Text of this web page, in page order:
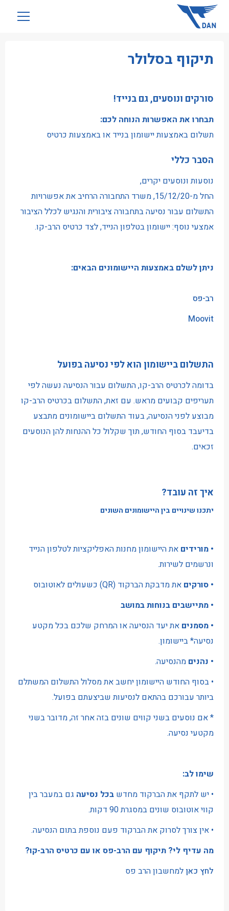
שִׂים
מֻפְעֶלֶת
בִּקְלִיק
הַמְּסַיַּעַת
לִנְגִישׁוּת
תיקוף בסלולר
סורקים ונוסעים, גם בנייד!
תבחרו את האפשרות הנוחה לכם:
תשלום באמצעות יישומון בנייד או באמצעות כרטיס
הסבר כללי
נוסעות ונוסעים יקרים,
החל מ-15/12/20, משרד התחבורה הרחיב את אפשרויות
התשלום עבור נסיעה בתחבורה ציבורית והנגיש לכלל הציבור
אמצעי נוסף: יישומון בטלפון הנייד, לצד כרטיס הרב-קו.
ניתן לשלם באמצעות היישומונים הבאים:
רב-פס
Moovit
התשלום ביישומון הוא לפי נסיעה בפועל
בדומה לכרטיס הרב-קו, התשלום עבור הנסיעה נעשה לפי
תעריפים קבועים מראש. עם זאת, התשלום בכרטיס הרב-קו
מבוצע לפני הנסיעה, בעוד התשלום ביישומונים מתבצע
בדיעבד בסוף החודש, תוך שקלול כל ההנחות להן הנוסעים
זכאים.
איך זה עובד?
יתכנו שינויים בין היישומונים השונים
• מורידים את היישומון מחנות האפליקציות לטלפון הנייד
ונרשמים לשירות.
• סורקים את מדבקת הברקוד (QR) כשעולים לאוטובוס
• מתיישבים בנוחות במושב
• מסמנים את יעד הנסיעה או המרחק שלכם בכל מקטע
נסיעה* ביישומון.
• נהנים מהנסיעה.
• בסוף החודש היישומון יחשב את מסלול התשלום המשתלם
ביותר עבורכם בהתאם לנסיעות שביצעתם בפועל.
* אם נוסעים בשני קווים שונים בזה אחר זה, מדובר בשני
מקטעי נסיעה.
שימו לב:
• יש לתקף את הברקוד מחדש בכל נסיעה גם במעבר בין
קווי אוטובוס שונים במסגרת 90 דקות.
• אין צורך לסרוק את הברקוד פעם נוספת בתום הנסיעה.
מה עדיף לי? תיקוף עם הרב-פס או עם כרטיס הרב-קו?
לחץ כאן למחשבון הרב פס